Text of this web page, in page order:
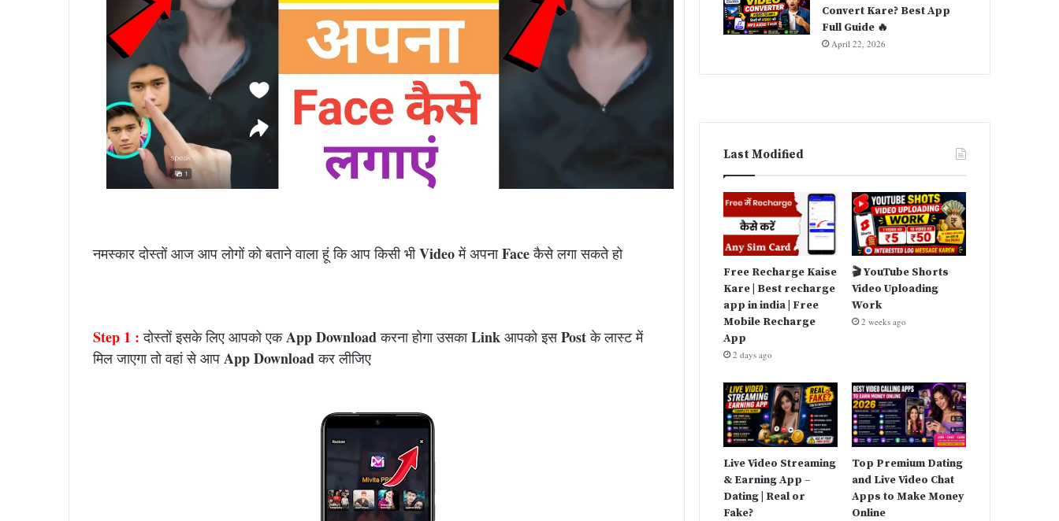
नमस्कार दोस्तों आज आप लोगों को बताने वाला हूं कि आप किसी भीVideoमें अपनाFaceकैसे लगा सकते हो
Step 1 : दोस्तों इसके लिए आपको एकApp Downloadकरना होगा उसकाLink आपको इसPostके लास्ट में
मिल जाएगा तो वहां से आप App Downloadकर लीजिए
Convert Kare? Best App
Full Guide 🔥
April 22, 2026
Last Modified
Free Recharge Kaise
Kare | Best recharge
app in india | Free
Mobile Recharge
App
2 days ago
🎬 YouTube Shorts
Video Uploading
Work
2 weeks ago
Live Video Streaming
& Earning App –
Dating | Real or
Fake?
Top Premium Dating
and Live Video Chat
Apps to Make Money
Online